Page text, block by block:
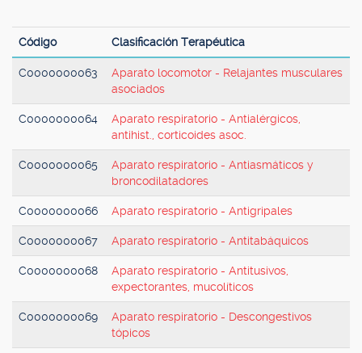
Código Clasificación Terapéutica
C0000000063
Aparato locomotor - Relajantes musculares
asociados
C0000000064
Aparato respiratorio - Antialérgicos,
antihist., corticoides asoc.
C0000000065
Aparato respiratorio - Antiasmáticos y
broncodilatadores
C0000000066 Aparato respiratorio - Antigripales
C0000000067 Aparato respiratorio - Antitabáquicos
C0000000068
Aparato respiratorio - Antitusivos,
expectorantes, mucolíticos
C0000000069
Aparato respiratorio - Descongestivos
tópicos